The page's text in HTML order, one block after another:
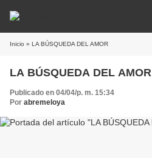
Inicio » LA BÚSQUEDA DEL AMOR
LA BÚSQUEDA DEL AMOR
Publicado en 04/04/p. m. 15:34
Por abremeloya